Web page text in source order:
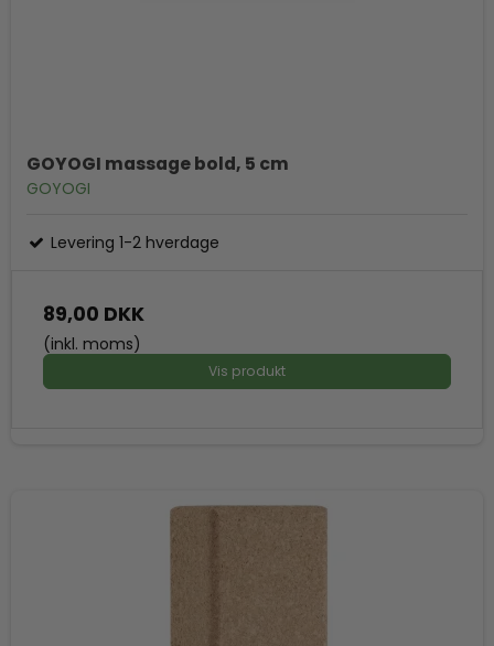
GOYOGI massage bold, 5 cm
GOYOGI
Levering 1-2 hverdage
89,00 DKK
(inkl. moms)
Vis produkt